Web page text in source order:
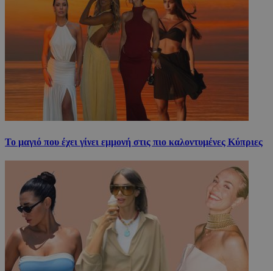
Το μαγιό που έχει γίνει εμμονή στις πιο καλοντυμένες Κύπριες